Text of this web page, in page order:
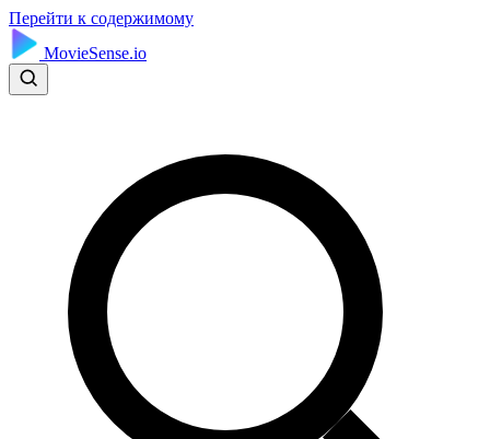
Перейти к содержимому
MovieSense.io